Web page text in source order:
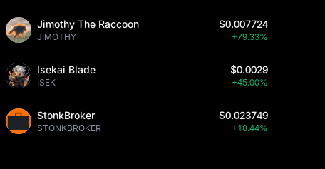
Jimothy The Raccoon
JIMOTHY
$0.007724
+79.33%
Isekai Blade
ISEK
$0.0029
+45.00%
StonkBroker
STONKBROKER
$0.023749
+18.44%